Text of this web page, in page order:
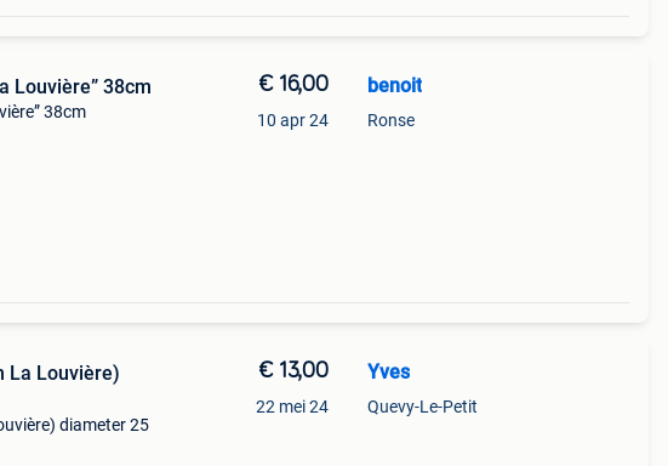
Louvière” 38cm
38cm
€ 16,00
10 apr 24
benoit
Ronse
La Louvière)
diameter 25
€ 13,00
22 mei 24
Yves
Quevy-Le-Petit